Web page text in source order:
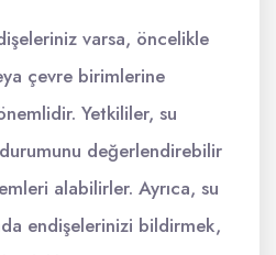
varsa, öncelikle
çevre birimlerine
Yetkililer, su
durumunu değerlendirebilir
alabilirler. Ayrıca, su
endişelerinizi bildirmek,